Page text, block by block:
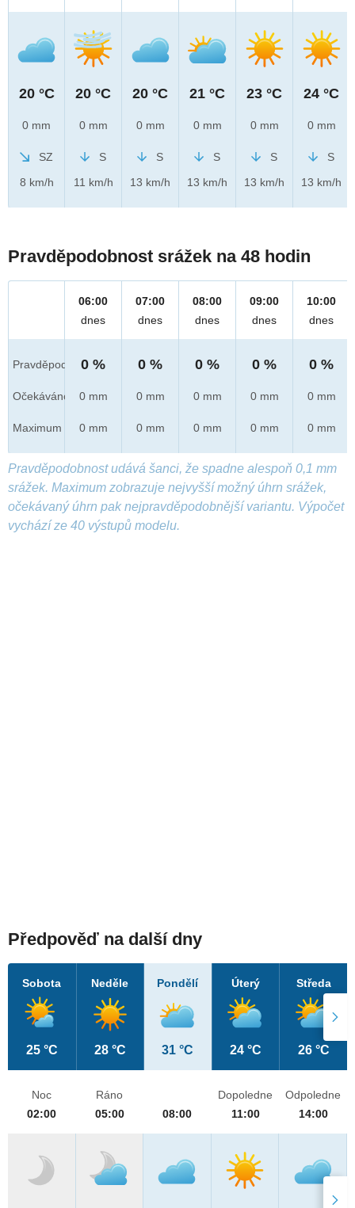
20 °C
0 mm
SZ
8 km/h
20 °C
0 mm
S
11 km/h
20 °C
0 mm
S
13 km/h
21 °C
0 mm
S
13 km/h
23 °C
0 mm
S
13 km/h
24 °C
0 mm
S
13 km/h
Pravděpodobnost srážek na 48 hodin
Pravděpod.
Očekáváno
Maximum
06:00
dnes
0 %
0 mm
0 mm
07:00
dnes
0 %
0 mm
0 mm
08:00
dnes
0 %
0 mm
0 mm
09:00
dnes
0 %
0 mm
0 mm
10:00
dnes
0 %
0 mm
0 mm
Pravděpodobnost udává šanci, že spadne alespoň 0,1 mm
srážek. Maximum zobrazuje nejvyšší možný úhrn srážek,
očekávaný úhrn pak nejpravděpodobnější variantu. Výpočet
vychází ze 40 výstupů modelu.
Předpověď na další dny
Sobota
25 °C
Neděle
28 °C
Pondělí
31 °C
Úterý
24 °C
Středa
26 °C
Noc
02:00
Ráno
05:00
08:00
Dopoledne
11:00
Odpoledne
14:00